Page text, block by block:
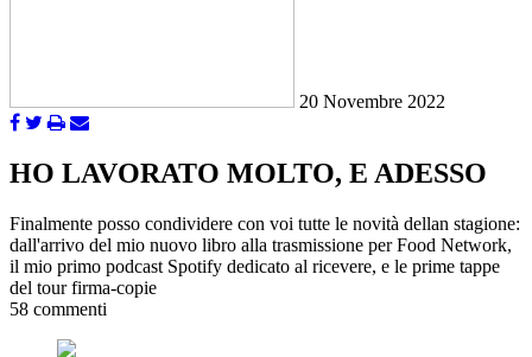
20 Novembre 2022
HO LAVORATO MOLTO, E ADESSO
Finalmente posso condividere con voi tutte le novità dellan stagione:
dall'arrivo del mio nuovo libro alla trasmissione per Food Network,
il mio primo podcast Spotify dedicato al ricevere, e le prime tappe
del tour firma-copie
58 commenti